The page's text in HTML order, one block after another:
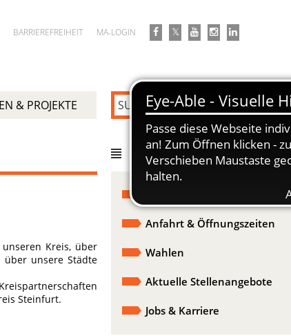
BARRIEREFREIHEIT MA-LOGIN
& PROJEKTE
Kreis, über
über unsere Städte
Steinfurt.
DIREKT ZU
Ausschreibungen &
Anfahrt & Öffnungszeiten
Wahlen
Aktuelle Stellenangebote
Jobs & Karriere